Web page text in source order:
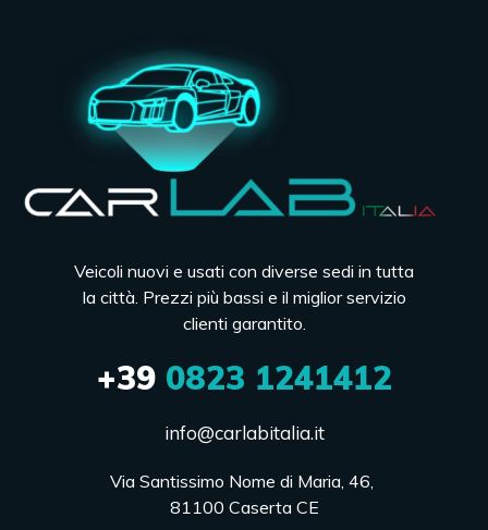
Veicoli nuovi e usati con diverse sedi in tutta
la città. Prezzi più bassi e il miglior servizio
clienti garantito.
+390823 1241412
info@carlabitalia.it
Via Santissimo Nome di Maria, 46,
81100 Caserta CE